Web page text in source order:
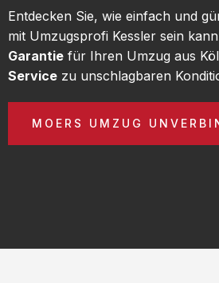
Entdecken Sie, wie einfach und
mit Umzugsprofi Kessler sein
Garantie für Ihren Umzug aus
Service zu unschlagbaren
MOERS UMZUG